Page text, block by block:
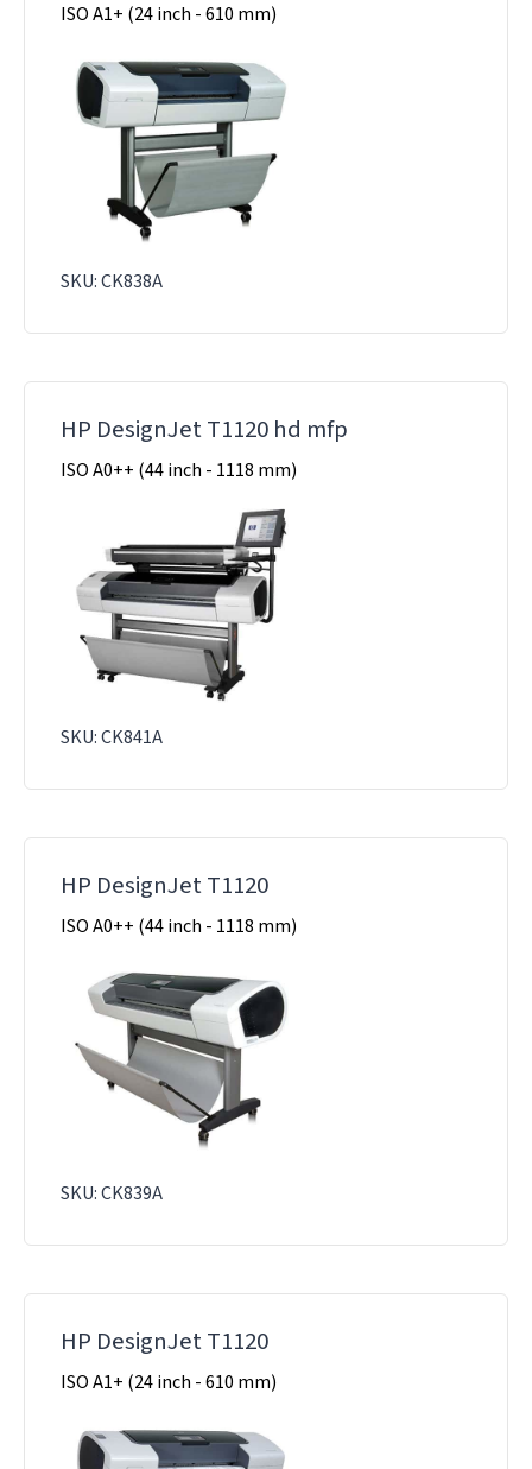
ISO A1+ (24 inch - 610 mm)
SKU: CK838A
HP DesignJet T1120 hd mfp
ISO A0++ (44 inch - 1118 mm)
SKU: CK841A
HP DesignJet T1120
ISO A0++ (44 inch - 1118 mm)
SKU: CK839A
HP DesignJet T1120
ISO A1+ (24 inch - 610 mm)